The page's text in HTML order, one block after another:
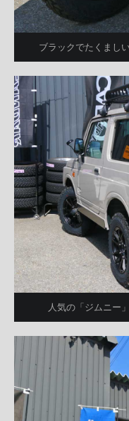
ブラックでたくまし
人気の「ジムニー